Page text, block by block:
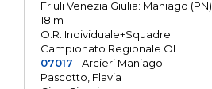
Friuli Venezia Giulia: Maniago (PN)
18 m
O.R. Individuale+Squadre
Campionato Regionale OL
07017 - Arcieri Maniago
Pascotto, Flavia